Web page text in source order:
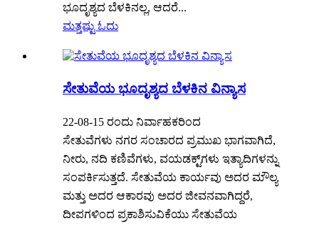
ಭೂದೃಶ್ಯದ ಬೆಳಕಿನಲ್ಲ, ಆದರೆ...
ಮತ್ತಷ್ಟು ಓದು
ಸೇತುವೆಯ ಭೂದೃಶ್ಯದ ಬೆಳಕಿನ ವಿನ್ಯಾಸ
22-08-15 ರಂದು ನಿರ್ವಾಹಕರಿಂದ
ಸೇತುವೆಗಳು ನಗರ ಸಂಚಾರದ ಪ್ರಮುಖ ಭಾಗವಾಗಿದೆ,
ನೀರು, ನದಿ ಕಣಿವೆಗಳು, ವಯಡಕ್ಟ್‌ಗಳು ಇತ್ಯಾದಿಗಳನ್ನು
ಸಂಪರ್ಕಿಸುತ್ತದೆ. ಸೇತುವೆಯ ಕಾರ್ಯವು ಅದರ ಮೌಲ್ಯ
ಮತ್ತು ಅದರ ಆಕಾರವು ಅದರ ಜೀವನವಾಗಿದ್ದರೆ,
ದೀಪಗಳಿಂದ ಪ್ರಕಾಶಿಸುವಿಕೆಯು ಸೇತುವೆಯ